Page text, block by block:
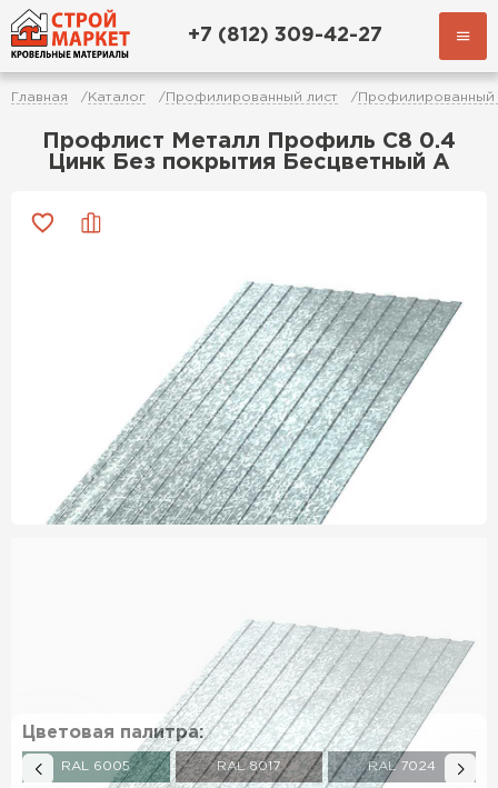
+7 (812) 309-42-27
Главная Каталог Профилированный лист Профилированный
Профлист Металл Профиль C8 0.4
Цинк Без покрытия Бесцветный A
Цветовая палитра:
RAL 6005 RAL 8017 RAL 7024